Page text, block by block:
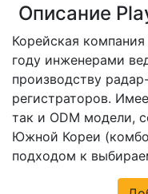
Описание
Корейская
году инженерами
производству
регистраторов.
так и ODM модели,
Южной Кореи
подходом к